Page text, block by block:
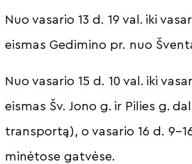
Nuo vasario 13 d. 19 val. iki
eismas Gedimino pr. nuo
Nuo vasario 15 d. 10 val. iki
eismas Šv. Jono g. ir Pilies g.
transportą), o vasario 16 d.
minėtose gatvėse.